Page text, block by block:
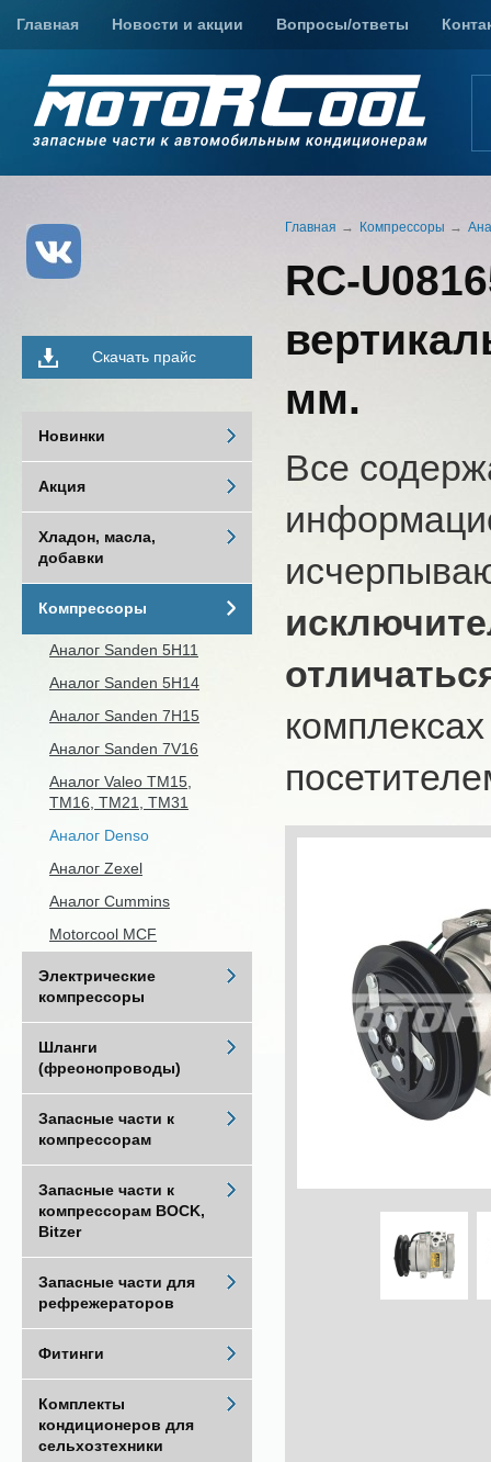
Главная Новости и акции Вопросы/ответы
Главная Компрессоры
RC-
мм.
Все
Скачать прайс
Новинки
Акция
Хладон, масла,
добавки
Компрессоры
Аналог Sanden 5H11
Аналог Sanden 5H14
Аналог Sanden 7H15
Аналог Sanden 7V16
Аналог Valeo ТМ15,
TM16, TM21, ТМ31
Аналог Denso
Аналог Zexel
Аналог Cummins
Motorcool MCF
Электрические
компрессоры
Шланги
(фреонопроводы)
Запасные части к
компрессорам
Запасные части к
компрессорам BOCK,
Bitzer
Запасные части для
рефрежераторов
Фитинги
Комплекты
кондиционеров для
сельхозтехники